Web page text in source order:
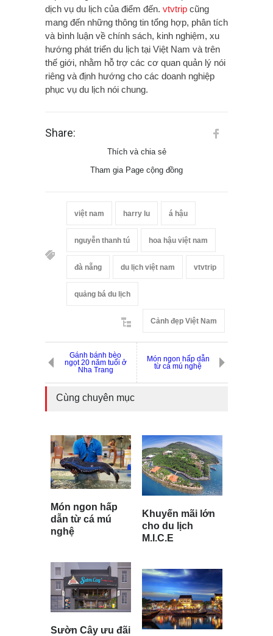
dịch vụ du lịch của điểm đến. vtvtrip cũng
mang đến những thông tin tổng hợp, phân tích
và bình luận về chính sách, kinh nghiệm, xu
hướng phát triển du lịch tại Việt Nam và trên
thế giới, nhằm hỗ trợ các cơ quan quản lý nói
riêng và định hướng cho các doanh nghiệp
phục vụ du lịch nói chung.
Share:
Thích và chia sẻ
Tham gia Page cộng đồng
việt nam harry lu á hậu
nguyễn thanh tú hoa hậu việt nam
đà nẵng du lịch việt nam vtvtrip
quảng bá du lịch
Cảnh đẹp Việt Nam
Gánh bánh bèo
ngọt 20 năm tuổi ở
Nha Trang
Món ngon hấp dẫn
từ cá mú nghệ
Cùng chuyên mục
Món ngon hấp
dẫn từ cá mú
nghệ
Sườn Cây ưu đãi
Khuyến mãi lớn
cho du lịch
M.I.C.E